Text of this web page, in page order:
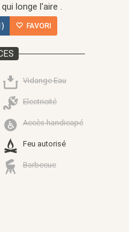
longe l'aire .
FAVORI
Vidange Eau
Electricité
Accès handicapé
Feu autorisé
Barbecue